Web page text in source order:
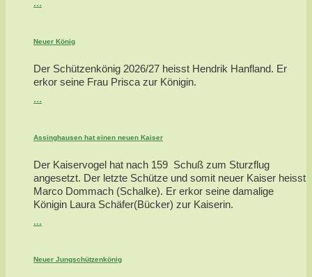
...
Neuer König
Der Schützenkönig 2026/27 heisst Hendrik Hanfland. Er
erkor seine Frau Prisca zur Königin.
...
Assinghausen hat einen neuen Kaiser
Der Kaiservogel hat nach 159 Schuß zum Sturzflug
angesetzt. Der letzte Schütze und somit neuer Kaiser heisst
Marco Dommach (Schalke). Er erkor seine damalige
Königin Laura Schäfer(Bücker) zur Kaiserin.
...
Neuer Jungschützenkönig